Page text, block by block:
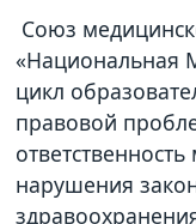
Союз
«Национальная
цикл
правовой
нарушения